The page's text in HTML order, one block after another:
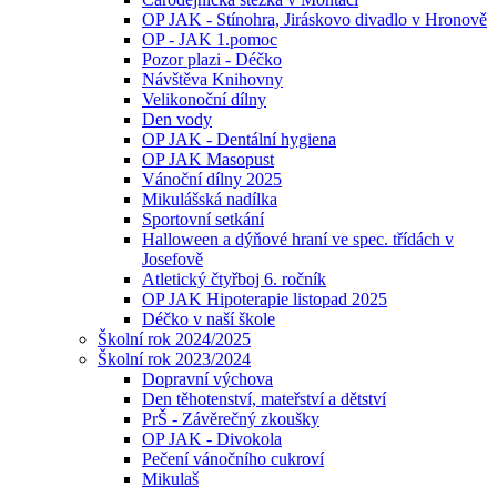
OP JAK - Stínohra, Jiráskovo divadlo v Hronově
OP - JAK 1.pomoc
Pozor plazi - Déčko
Návštěva Knihovny
Velikonoční dílny
Den vody
OP JAK - Dentální hygiena
OP JAK Masopust
Vánoční dílny 2025
Mikulášská nadílka
Sportovní setkání
Halloween a dýňové hraní ve spec. třídách v
Josefově
Atletický čtyřboj 6. ročník
OP JAK Hipoterapie listopad 2025
Déčko v naší škole
Školní rok 2024/2025
Školní rok 2023/2024
Dopravní výchova
Den těhotenství, mateřství a dětství
PrŠ - Závěrečný zkoušky
OP JAK - Divokola
Pečení vánočního cukroví
Mikulaš